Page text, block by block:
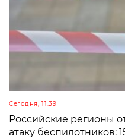
Сегодня, 11:39
Российские регионы
атаку беспилотников: